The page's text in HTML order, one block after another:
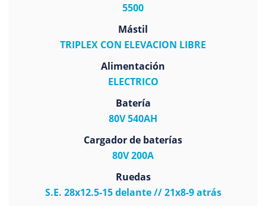
5500
Mástil
TRIPLEX CON ELEVACION LIBRE
Alimentación
ELECTRICO
Batería
80V 540AH
Cargador de baterías
80V 200A
Ruedas
S.E. 28x12.5-15 delante // 21x8-9 atrás